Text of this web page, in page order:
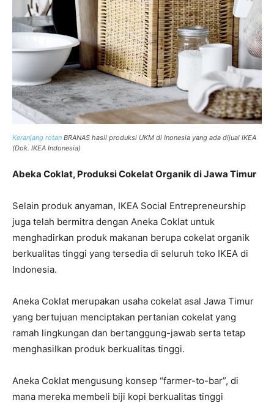
Keranjang rotan BRANAS hasil produksi UKM di Inonesia yang ada dijual IKEA
(Dok. IKEA Indonesia)
Abeka Coklat, Produksi Cokelat Organik di Jawa Timur
Selain produk anyaman, IKEA Social Entrepreneurship
juga telah bermitra dengan Aneka Coklat untuk
menghadirkan produk makanan berupa cokelat organik
berkualitas tinggi yang tersedia di seluruh toko IKEA di
Indonesia.
Aneka Coklat merupakan usaha cokelat asal Jawa Timur
yang bertujuan menciptakan pertanian cokelat yang
ramah lingkungan dan bertanggung-jawab serta tetap
menghasilkan produk berkualitas tinggi.
Aneka Coklat mengusung konsep “farmer-to-bar”, di
mana mereka membeli biji kopi berkualitas tinggi